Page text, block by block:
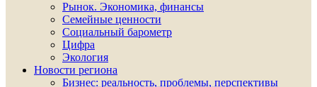
Рынок. Экономика, финансы
Семейные ценности
Социальный барометр
Цифра
Экология
Новости региона
Бизнес: реальность, проблемы, перспективы